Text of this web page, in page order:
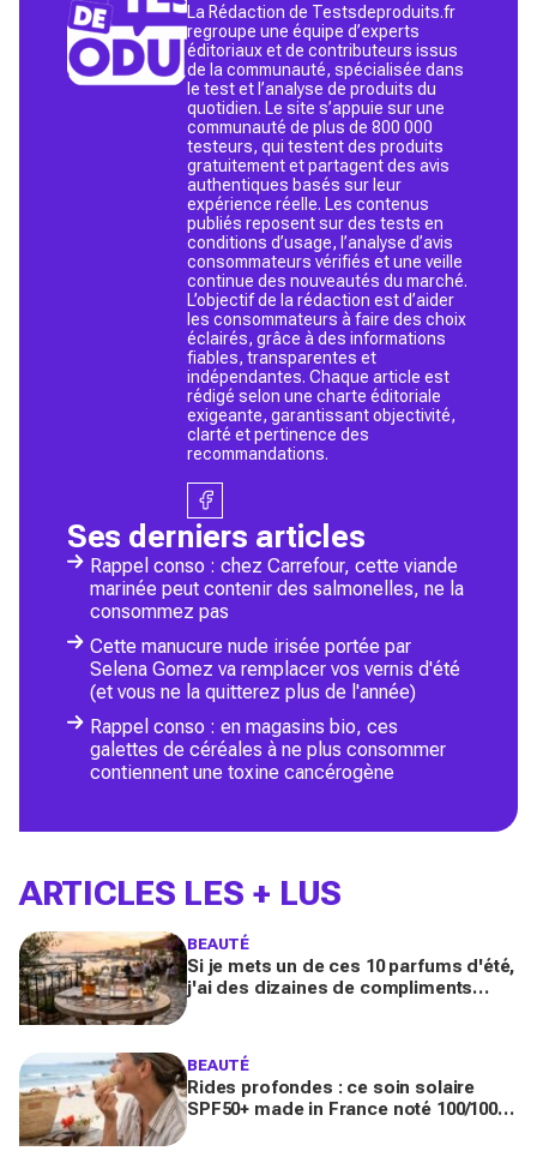
La Rédaction de Testsdeproduits.fr
regroupe une équipe d’experts
éditoriaux et de contributeurs issus
de la communauté, spécialisée dans
le test et l’analyse de produits du
quotidien. Le site s’appuie sur une
communauté de plus de 800 000
testeurs, qui testent des produits
gratuitement et partagent des avis
authentiques basés sur leur
expérience réelle. Les contenus
publiés reposent sur des tests en
conditions d’usage, l’analyse d’avis
consommateurs vérifiés et une veille
continue des nouveautés du marché.
L’objectif de la rédaction est d’aider
les consommateurs à faire des choix
éclairés, grâce à des informations
fiables, transparentes et
indépendantes. Chaque article est
rédigé selon une charte éditoriale
exigeante, garantissant objectivité,
clarté et pertinence des
recommandations.
Ses derniers articles
Rappel conso : chez Carrefour, cette viande
marinée peut contenir des salmonelles, ne la
consommez pas
Cette manucure nude irisée portée par
Selena Gomez va remplacer vos vernis d'été
(et vous ne la quitterez plus de l'année)
Rappel conso : en magasins bio, ces
galettes de céréales à ne plus consommer
contiennent une toxine cancérogène
ARTICLES LES + LUS
BEAUTÉ
Si je mets un de ces 10 parfums d'été,
j'ai des dizaines de compliments
BEAUTÉ
Rides profondes : ce soin solaire
SPF50+ made in France noté 100/100